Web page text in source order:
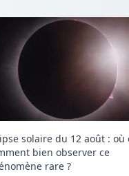
solaire du 12 août : où
bien observer ce
rare ?